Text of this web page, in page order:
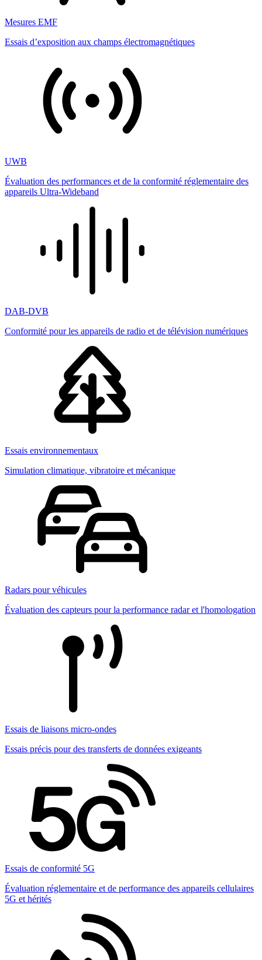
Mesures EMF
Essais d’exposition aux champs électromagnétiques
UWB
Évaluation des performances et de la conformité réglementaire des
appareils Ultra-Wideband
DAB-DVB
Conformité pour les appareils de radio et de télévision numériques
Essais environnementaux
Simulation climatique, vibratoire et mécanique
Radars pour véhicules
Évaluation des capteurs pour la performance radar et l'homologation
Essais de liaisons micro-ondes
Essais précis pour des transferts de données exigeants
Essais de conformité 5G
Évaluation réglementaire et de performance des appareils cellulaires
5G et hérités